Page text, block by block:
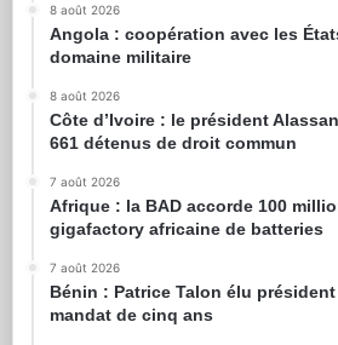
8 août 2026
Angola : coopération avec les
domaine militaire
8 août 2026
Côte d’Ivoire : le président
661 détenus de droit commun
7 août 2026
Afrique : la BAD accorde 100
gigafactory africaine de batteries
7 août 2026
Bénin : Patrice Talon élu
mandat de cinq ans